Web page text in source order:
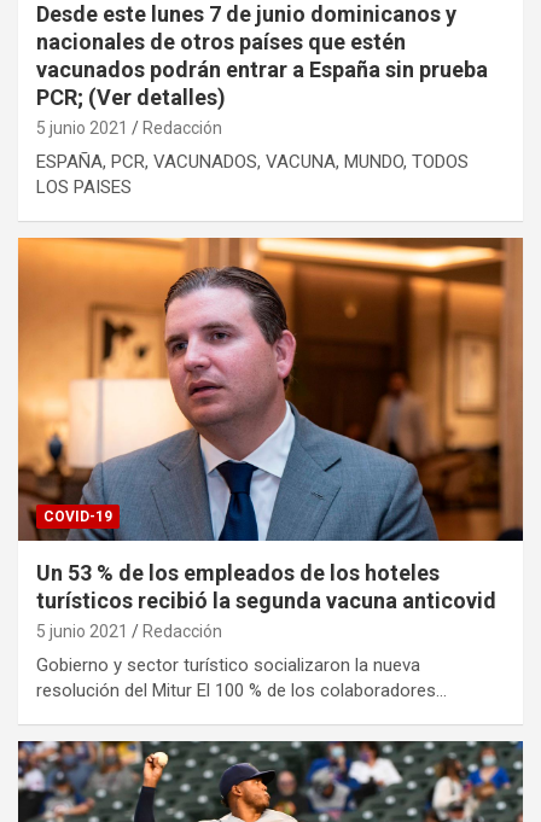
Desde este lunes 7 de junio dominicanos y
nacionales de otros países que estén
vacunados podrán entrar a España sin prueba
PCR; (Ver detalles)
5 junio 2021 Redacción
ESPAÑA, PCR, VACUNADOS, VACUNA, MUNDO, TODOS
LOS PAISES
COVID-19
Un 53 % de los empleados de los hoteles
turísticos recibió la segunda vacuna anticovid
5 junio 2021 Redacción
Gobierno y sector turístico socializaron la nueva
resolución del Mitur El 100 % de los colaboradores…